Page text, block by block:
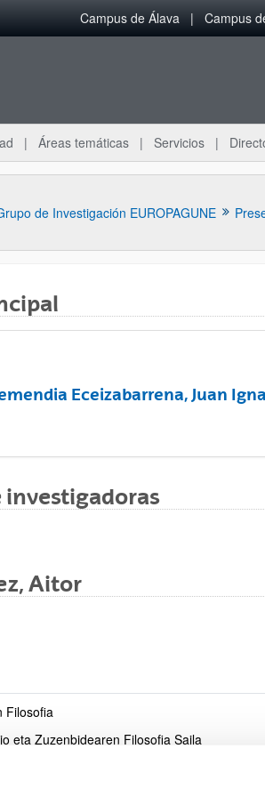
Campus de Álava Campus
Áreas temáticas Servicios
de Investigación EUROPAGUNE
Eceizabarrena, Juan
investigadoras
Aitor
Filosofia
eta Zuzenbidearen Filosofia Saila